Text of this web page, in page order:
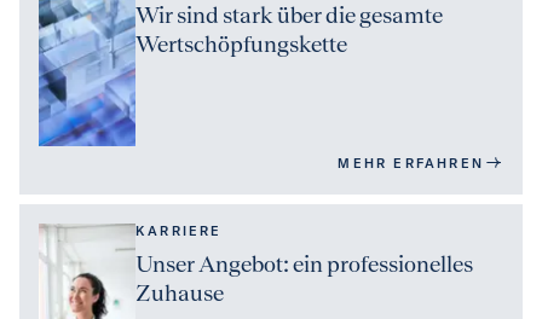
Wir sind stark über die gesamte
Wertschöpfungskette
MEHR ERFAHREN
KARRIERE
Unser Angebot: ein professionelles
Zuhause